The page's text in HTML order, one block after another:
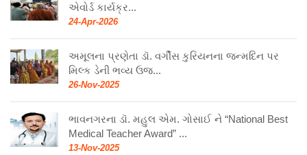
એવોર્ડ કાર્યક્ર...
24-Apr-2026
અમૂલના પ્રણેતા ડૉ. વર્ગીસ કુરિયનના જન્મદિન પર
મિલ્ક ડેની ભવ્ય ઉજ...
26-Nov-2025
ભાવનગરના ડૉ. મહુલ એમ. ગોસાઈ ને “National Best
Medical Teacher Award” ...
13-Nov-2025